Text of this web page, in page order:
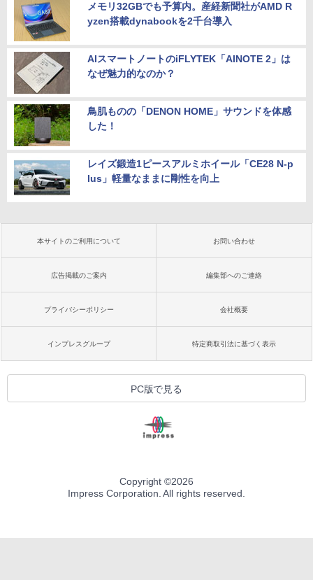
メモリ32GBでも予算内。産経新聞社がAMD R
yzen搭載dynabookを2千台導入
AIスマートノートのiFLYTEK「AINOTE 2」は
なぜ魅力的なのか？
鳥肌ものの「DENON HOME」サウンドを体感
した！
レイズ鍛造1ピースアルミホイール「CE28 N-p
lus」軽量なままに剛性を向上
本サイトのご利用について お問い合わせ
広告掲載のご案内 編集部へのご連絡
プライバシーポリシー 会社概要
インプレスグループ 特定商取引法に基づく表示
PC版で見る
Copyright ©2026
Impress Corporation. All rights reserved.